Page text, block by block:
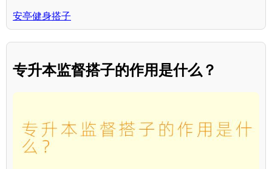
安亭健身搭子
专升本监督搭子的作用是什么？